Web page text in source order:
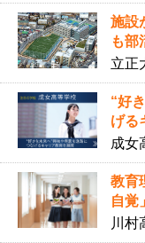
施設
も部
立正
“好
げる
成女
教育
自覚
川村